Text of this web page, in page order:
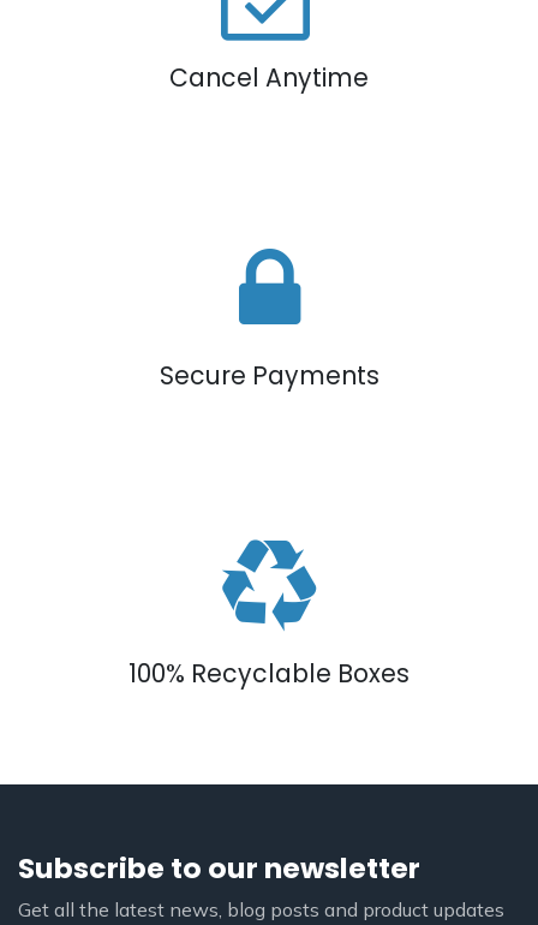
Cancel Anytime
Secure Payments
100% Recyclable Boxes
Subscribe to our newsletter
Get all the latest news, blog posts and product updates